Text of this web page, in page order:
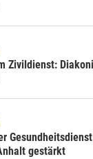
Zivildienst:
gestärkt